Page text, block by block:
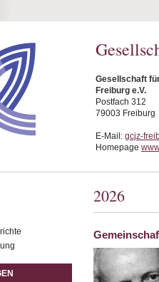
Gesellschaft
Freiburg e.V.
Postfach 312
79003 Freiburg
E-Mail: gcjz-
Homepage
2026